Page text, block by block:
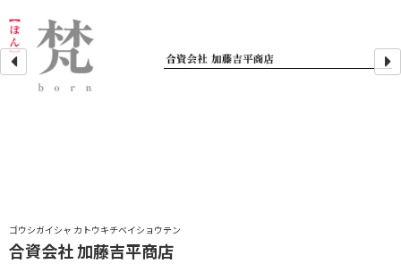
ゴウシガイシャ カトウキチベイショウテン
合資会社 加藤吉平商店